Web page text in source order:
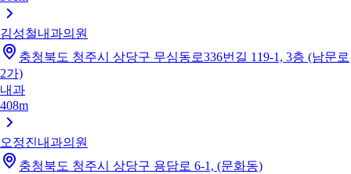
김성철내과의원
충청북도 청주시 상당구 무심동로336번길 119-1, 3층 (남문로
2가)
내과
408m
오정진내과의원
충청북도 청주시 상당구 용담로 6-1, (문화동)